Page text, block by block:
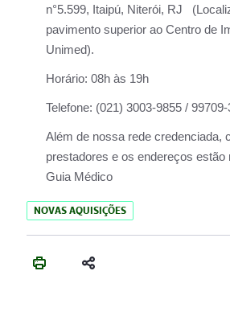
n°5.599, Itaipú, Niterói, RJ
pavimento superior ao Centro de
Unimed).
Horário: 08h às 19h
Telefone: (021) 3003-9855 / 99709-
Além de nossa rede credenciada,
prestadores e os endereços estão
Guia Médico
NOVAS AQUISIÇÕES